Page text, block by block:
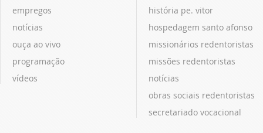
empregos
notícias
ouça ao vivo
programação
vídeos
história pe. vitor
hospedagem santo afonso
missionários redentoristas
missões redentoristas
notícias
obras sociais redentoristas
secretariado vocacional